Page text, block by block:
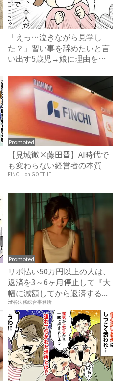
「えっ…泣きながら見学し
た？」習い事を辞めたいと言
い出す5歳児→娘に理由を聞
Promoted
【見城徹×藤田晋】AI時代で
も変わらない経営者の本質
FINCHI on GOETHE
Promoted
リボ払い50万円以上の人は、
返済を3～6ヶ月停止して『大
幅に減額してから返済する...
渋谷法務総合事務所